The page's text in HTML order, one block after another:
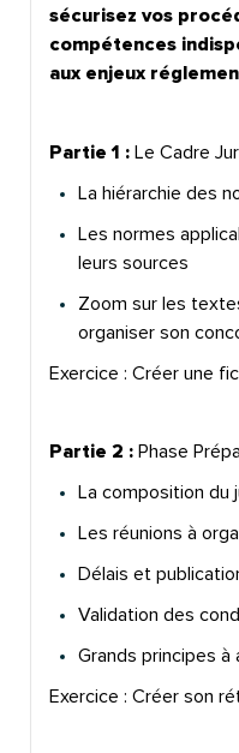
sécurisez vos
compétences
aux enjeux
Partie 1 : Le Cadre
La hiérarchie des
Les normes
leurs sources
Zoom sur les
organiser son
Exercice : Créer une
Partie 2 : Phase
La composition du
Les réunions à
Délais et
Validation des
Grands principes à
Exercice : Créer son